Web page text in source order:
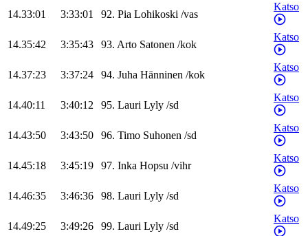
14.33:01 3:33:01 92. Pia Lohikoski /vas
Katso
14.35:42 3:35:43 93. Arto Satonen /kok
Katso
14.37:23 3:37:24 94. Juha Hänninen /kok
Katso
14.40:11 3:40:12 95. Lauri Lyly /sd
Katso
14.43:50 3:43:50 96. Timo Suhonen /sd
Katso
14.45:18 3:45:19 97. Inka Hopsu /vihr
Katso
14.46:35 3:46:36 98. Lauri Lyly /sd
Katso
14.49:25 3:49:26 99. Lauri Lyly /sd
Katso